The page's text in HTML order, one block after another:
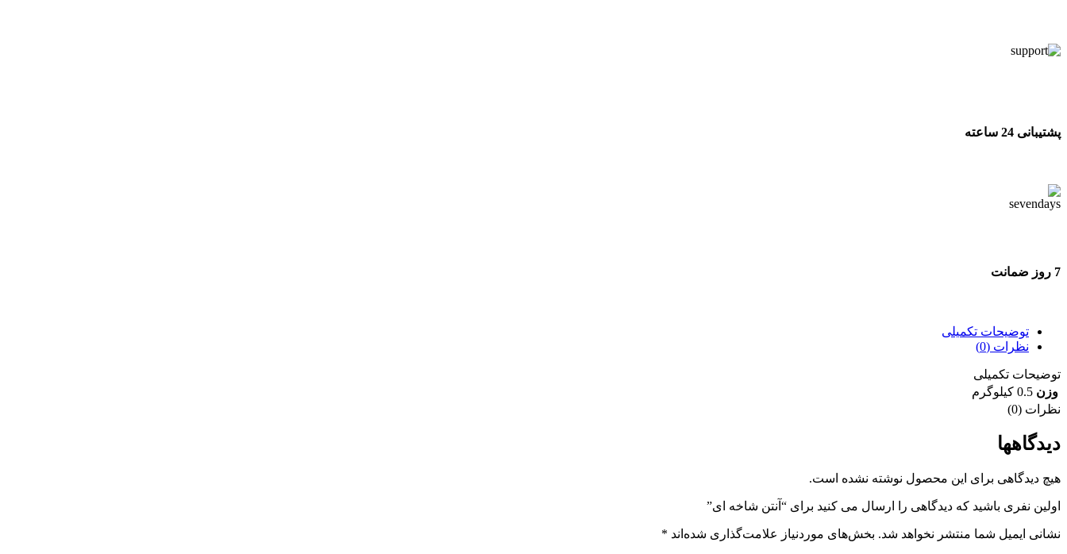
پشتیبانی 24 ساعته
7 روز ضمانت
توضیحات تکمیلی
نظرات (0)
توضیحات تکمیلی
وزن 0.5 کیلوگرم
نظرات (0)
دیدگاهها
هیچ دیدگاهی برای این محصول نوشته نشده است.
اولین نفری باشید که دیدگاهی را ارسال می کنید برای “آنتن شاخه ای”
نشانی ایمیل شما منتشر نخواهد شد. بخش‌های موردنیاز علامت‌گذاری شده‌اند *